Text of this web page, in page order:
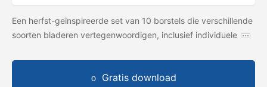
Een herfst-geïnspireerde set van 10 borstels die verschillende
soorten bladeren vertegenwoordigen, inclusief individuele
Gratis download